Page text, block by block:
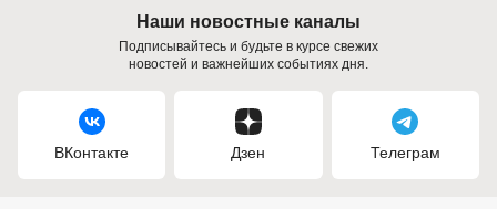
Наши новостные каналы
Подписывайтесь и будьте в курсе свежих
новостей и важнейших событиях дня.
ВКонтакте Дзен Телеграм